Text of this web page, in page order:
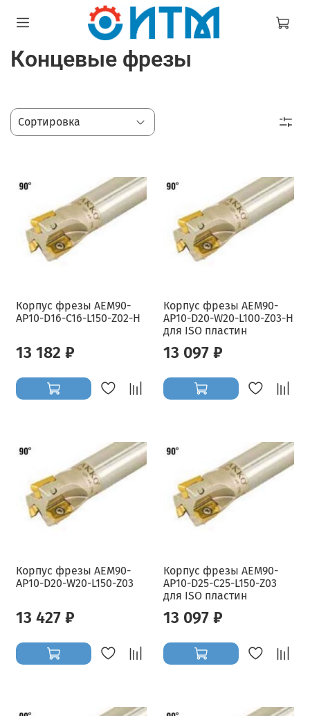
Концевые фрезы
Корпус фрезы AEM90-
AP10-D16-C16-L150-Z02-H
13 182 ₽
Корпус фрезы AEM90-
AP10-D20-W20-L100-Z03-H
для ISO пластин
13 097 ₽
Корпус фрезы AEM90-
AP10-D20-W20-L150-Z03
13 427 ₽
Корпус фрезы AEM90-
AP10-D25-C25-L150-Z03
для ISO пластин
13 097 ₽